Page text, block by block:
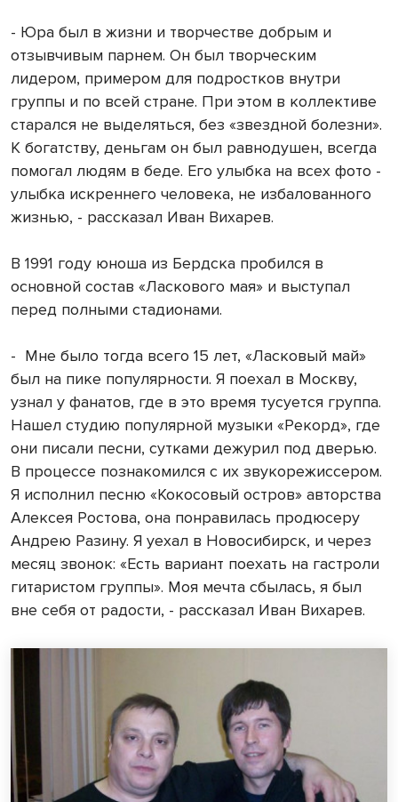
- Юра был в жизни и творчестве добрым и
отзывчивым парнем. Он был творческим
лидером, примером для подростков внутри
группы и по всей стране. При этом в коллективе
старался не выделяться, без «звездной болезни».
К богатству, деньгам он был равнодушен, всегда
помогал людям в беде. Его улыбка на всех фото -
улыбка искреннего человека, не избалованного
жизнью, - рассказал Иван Вихарев.
В 1991 году юноша из Бердска пробился в
основной состав «Ласкового мая» и выступал
перед полными стадионами.
- Мне было тогда всего 15 лет, «Ласковый май»
был на пике популярности. Я поехал в Москву,
узнал у фанатов, где в это время тусуется группа.
Нашел студию популярной музыки «Рекорд», где
они писали песни, сутками дежурил под дверью.
В процессе познакомился с их звукорежиссером.
Я исполнил песню «Кокосовый остров» авторства
Алексея Ростова, она понравилась продюсеру
Андрею Разину. Я уехал в Новосибирск, и через
месяц звонок: «Есть вариант поехать на гастроли
гитаристом группы». Моя мечта сбылась, я был
вне себя от радости, - рассказал Иван Вихарев.